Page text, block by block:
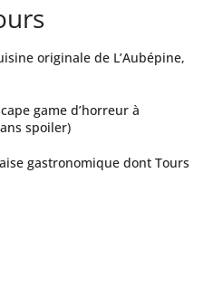
originale de L’Aubépine,
game d’horreur à
spoiler)
gastronomique dont Tours